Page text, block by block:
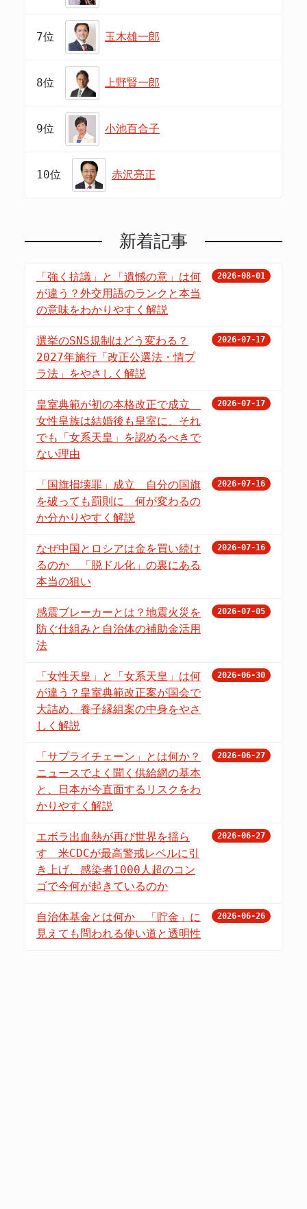
7位 玉木雄一郎
8位 上野賢一郎
9位 小池百合子
10位 赤沢亮正
新着記事
「強く抗議」と「遺憾の意」は何
が違う？外交用語のランクと本当
の意味をわかりやすく解説
2026-08-01
選挙のSNS規制はどう変わる？
2027年施行「改正公選法・情プ
ラ法」をやさしく解説
2026-07-17
皇室典範が初の本格改正で成立
女性皇族は結婚後も皇室に、それ
でも「女系天皇」を認めるべきで
ない理由
2026-07-17
「国旗損壊罪」成立 自分の国旗
を破っても罰則に 何が変わるの
か分かりやすく解説
2026-07-16
なぜ中国とロシアは金を買い続け
るのか 「脱ドル化」の裏にある
本当の狙い
2026-07-16
感震ブレーカーとは？地震火災を
防ぐ仕組みと自治体の補助金活用
法
2026-07-05
「女性天皇」と「女系天皇」は何
が違う？皇室典範改正案が国会で
大詰め、養子縁組案の中身をやさ
しく解説
2026-06-30
「サプライチェーン」とは何か？
ニュースでよく聞く供給網の基本
と、日本が今直面するリスクをわ
かりやすく解説
2026-06-27
エボラ出血熱が再び世界を揺ら
す 米CDCが最高警戒レベルに引
き上げ、感染者1000人超のコン
ゴで今何が起きているのか
2026-06-27
自治体基金とは何か 「貯金」に
見えても問われる使い道と透明性
2026-06-26